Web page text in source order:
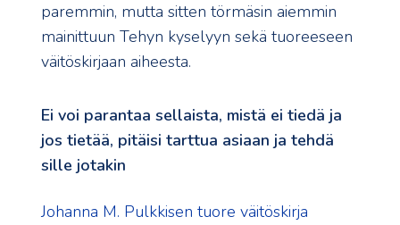
paremmin, mutta sitten törmäsin aiemmin
mainittuun Tehyn kyselyyn sekä tuoreeseen
väitöskirjaan aiheesta.
Ei voi parantaa sellaista, mistä ei tiedä ja
jos tietää, pitäisi tarttua asiaan ja tehdä
sille jotakin
Johanna M. Pulkkisen tuore väitöskirja